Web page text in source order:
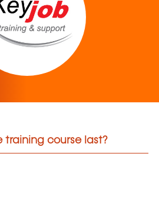
training course last?